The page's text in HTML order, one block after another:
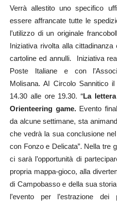
Verrà allestito uno specifico
essere affrancate tutte le
l’utilizzo di un originale
Iniziativa rivolta alla
cartoline ed annulli. Iniziativa
Poste Italiane e con
Molisana. Al Circolo Sannitico
14.30 alle ore 19.30. “La
Orienteering game.Evento
da alcune settimane, sta
che vedrà la sua conclusione
con Fonzo e Delicata”. Nella tre
ci sarà l’opportunità di
propria mappa-gioco, alla
di Campobasso e della sua
l’evento per l’estrazione